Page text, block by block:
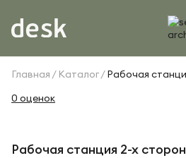
Главная Каталог
Рабочая
0 оценок
Рабочая станция 2-х